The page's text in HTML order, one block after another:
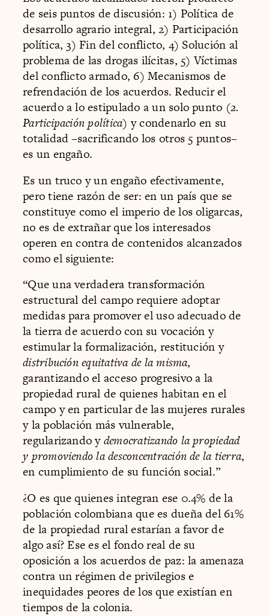
de seis puntos de discusión: 1) Política de
desarrollo agrario integral, 2) Participación
política, 3) Fin del conflicto, 4) Solución al
problema de las drogas ilícitas, 5) Víctimas
del conflicto armado, 6) Mecanismos de
refrendación de los acuerdos. Reducir el
acuerdo a lo estipulado a un solo punto (2.
Participación política) y condenarlo en su
totalidad –sacrificando los otros 5 puntos–
es un engaño.
Es un truco y un engaño efectivamente,
pero tiene razón de ser: en un país que se
constituye como el imperio de los oligarcas,
no es de extrañar que los interesados
operen en contra de contenidos alcanzados
como el siguiente:
“Que una verdadera transformación
estructural del campo requiere adoptar
medidas para promover el uso adecuado de
la tierra de acuerdo con su vocación y
estimular la formalización, restitución y
distribución equitativa de la misma,
garantizando el acceso progresivo a la
propiedad rural de quienes habitan en el
campo y en particular de las mujeres rurales
y la población más vulnerable,
regularizando ydemocratizando la propiedad
y promoviendo la desconcentración de la tierra,
en cumplimiento de su función social.”
¿O es que quienes integran ese 0.4% de la
población colombiana que es dueña del 61%
de la propiedad rural estarían a favor de
algo así? Ese es el fondo real de su
oposición a los acuerdos de paz: la amenaza
contra un régimen de privilegios e
inequidades peores de los que existían en
tiempos de la colonia.